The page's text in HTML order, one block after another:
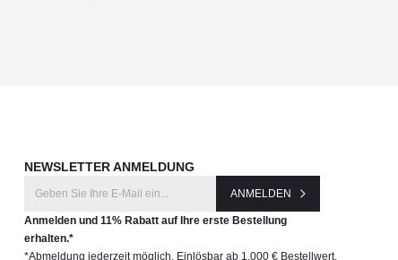
NEWSLETTER ANMELDUNG
ANMELDEN
Anmelden und 11% Rabatt auf Ihre erste Bestellung
erhalten.*
*Abmeldung jederzeit möglich. Einlösbar ab 1.000 € Bestellwert.